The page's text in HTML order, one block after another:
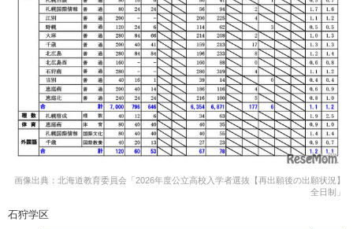
画像出典：北海道教育委員会「2026年度公立高校入学者選抜【再出願後の出願状況】
全日制」
石狩学区